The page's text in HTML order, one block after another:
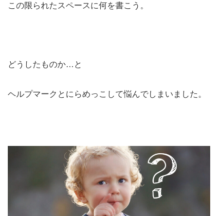
この限られたスペースに何を書こう。
どうしたものか…と
ヘルプマークとにらめっこして悩んでしまいました。